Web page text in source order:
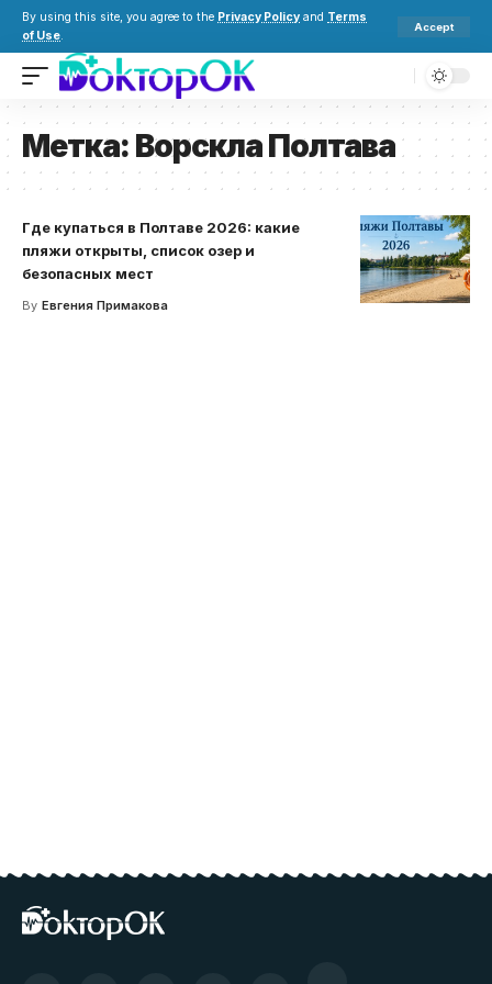
By using this site, you agree to the Privacy Policy and Terms
of Use.
Accept
Метка: Ворскла Полтава
Где купаться в Полтаве 2026: какие
пляжи открыты, список озер и
безопасных мест
By Евгения Примакова